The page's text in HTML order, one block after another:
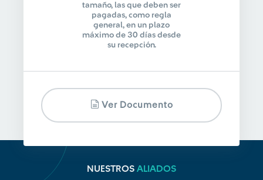
tamaño, las que deben ser
pagadas, como regla
general, en un plazo
máximo de 30 días desde
su recepción.
Ver Documento
NUESTROS ALIADOS